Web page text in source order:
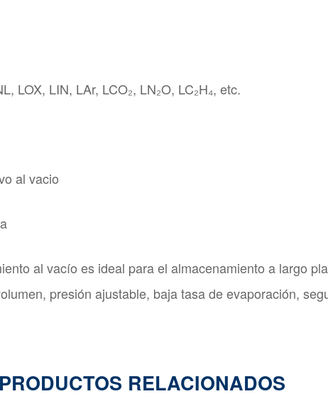
LOX, LIN, LAr, LCO₂, LN₂O, LC₂H₄, etc.
al vacio
al vacío es ideal para el almacenamiento a largo
presión ajustable, baja tasa de evaporación,
PRODUCTOS RELACIONADOS